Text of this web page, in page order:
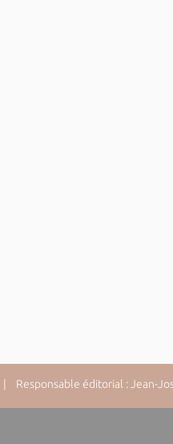
éditorial : Jean-